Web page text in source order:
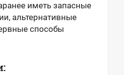
иметь запасные
альтернативные
способы